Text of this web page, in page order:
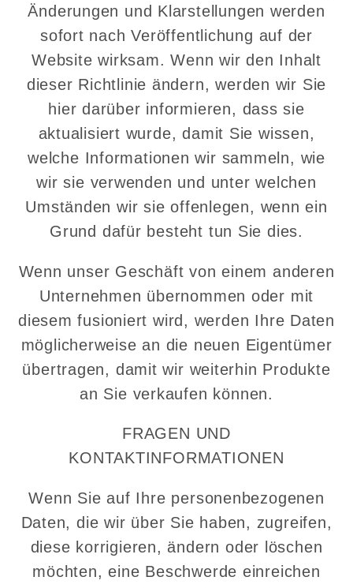
Änderungen und Klarstellungen werden
sofort nach Veröffentlichung auf der
Website wirksam. Wenn wir den Inhalt
dieser Richtlinie ändern, werden wir Sie
hier darüber informieren, dass sie
aktualisiert wurde, damit Sie wissen,
welche Informationen wir sammeln, wie
wir sie verwenden und unter welchen
Umständen wir sie offenlegen, wenn ein
Grund dafür besteht tun Sie dies.
Wenn unser Geschäft von einem anderen
Unternehmen übernommen oder mit
diesem fusioniert wird, werden Ihre Daten
möglicherweise an die neuen Eigentümer
übertragen, damit wir weiterhin Produkte
an Sie verkaufen können.
FRAGEN UND
KONTAKTINFORMATIONEN
Wenn Sie auf Ihre personenbezogenen
Daten, die wir über Sie haben, zugreifen,
diese korrigieren, ändern oder löschen
möchten, eine Beschwerde einreichen